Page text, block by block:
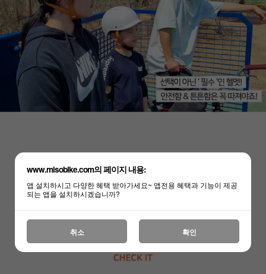
www.misobike.com의 페이지 내용:
앱 설치하시고 다양한 혜택 받아가세요~ 앱전용 혜택과 기능이 제공
되는 앱을 설치하시겠습니까?
취소 확인